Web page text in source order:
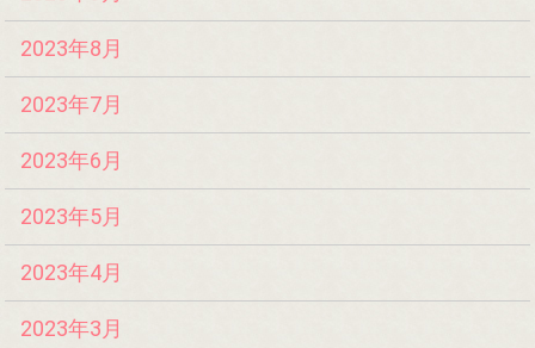
2023年8月
2023年7月
2023年6月
2023年5月
2023年4月
2023年3月